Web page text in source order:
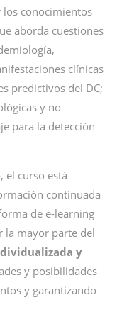
conocimientos
aborda cuestiones
clínicas
predictivos del DC;
y no
para la detección
, el curso está
continuada
de e-learning
mayor parte del
y
y posibilidades
y garantizando